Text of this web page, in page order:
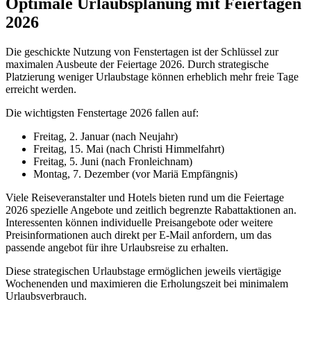
2026
Die geschickte Nutzung von Fenstertagen ist der Schlüssel zur
maximalen Ausbeute der Feiertage 2026. Durch strategische
Platzierung weniger Urlaubstage können erheblich mehr freie Tage
erreicht werden.
Die wichtigsten Fenstertage 2026 fallen auf:
Freitag, 2. Januar (nach Neujahr)
Freitag, 15. Mai (nach Christi Himmelfahrt)
Freitag, 5. Juni (nach Fronleichnam)
Montag, 7. Dezember (vor Mariä Empfängnis)
Viele Reiseveranstalter und Hotels bieten rund um die Feiertage
2026 spezielle Angebote und zeitlich begrenzte Rabattaktionen an.
Interessenten können individuelle Preisangebote oder weitere
Preisinformationen auch direkt per E-Mail anfordern, um das
passende angebot für ihre Urlaubsreise zu erhalten.
Diese strategischen Urlaubstage ermöglichen jeweils viertägige
Wochenenden und maximieren die Erholungszeit bei minimalem
Urlaubsverbrauch.